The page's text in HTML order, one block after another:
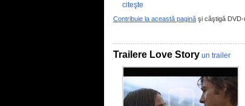
citeşte
Contribuie la această pagină şi câştigă DVD-
Trailere Love Story un trailer